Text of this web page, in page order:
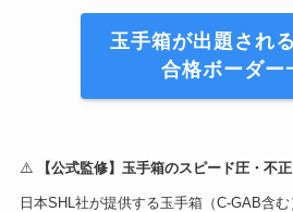
玉手箱が出題され
合格ボーダー
⚠️ 【公式監修】玉手箱のスピード圧・不
日本SHL社が提供する玉手箱（C-GAB含